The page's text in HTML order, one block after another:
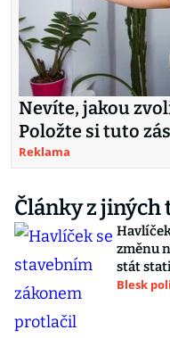
Nevíte, jakou
Položte si tuto
Reklama
Články z
změnu
stát
Blesk